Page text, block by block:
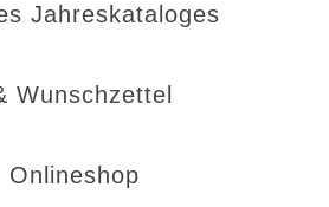
Jahreskataloges
Wunschzettel
Onlineshop